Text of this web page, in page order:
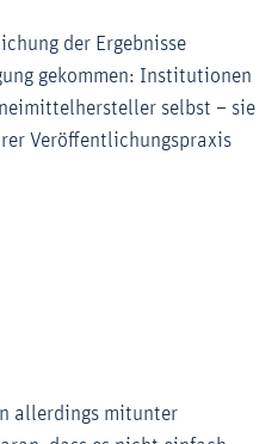
der Ergebnisse
gekommen: Institutionen
selbst – sie
Veröffentlichungspraxis
allerdings mitunter